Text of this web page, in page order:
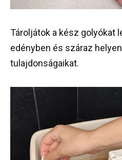
Tároljátok a kész golyókat
edényben és száraz
tulajdonságaikat.